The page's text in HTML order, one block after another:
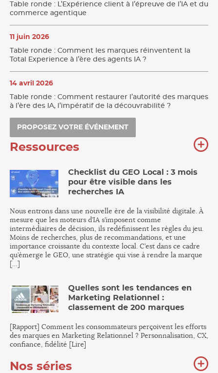
Table ronde : L’Expérience client à l’épreuve de l’IA et du
commerce agentique
11 juin 2026
Table ronde : Comment les marques réinventent la
Total Experience à l’ère des agents IA ?
14 avril 2026
Table ronde : Comment restaurer l’autorité des marques
à l’ère des IA, l’impératif de la découvrabilité ?
PROPOSEZ VOTRE ÉVÉNEMENT
Ressources
Checklist du GEO Local : 3 mois
pour être visible dans les
recherches IA
Nous entrons dans une nouvelle ère de la visibilité digitale. À
mesure que les moteurs d’IA s’imposent comme
intermédiaires de décision, ils redéfinissent les règles du jeu.
Moins de recherches, plus de recommandations, et une
importance croissante du contexte local. C’est dans ce cadre
qu’émerge le GEO, une stratégie qui vise à rendre la marque
[…]
Quelles sont les tendances en
Marketing Relationnel :
classement de 200 marques
[Rapport] Comment les consommateurs perçoivent les efforts
des marques en Marketing Relationnel ? Personnalisation, CX,
confiance, fidélité [Lire]
Nos séries